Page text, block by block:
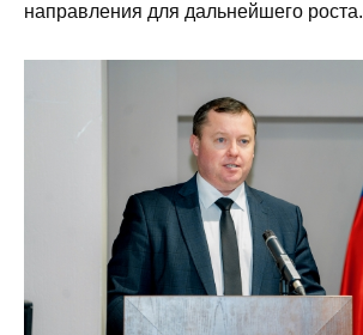
направления для дальнейшего роста.